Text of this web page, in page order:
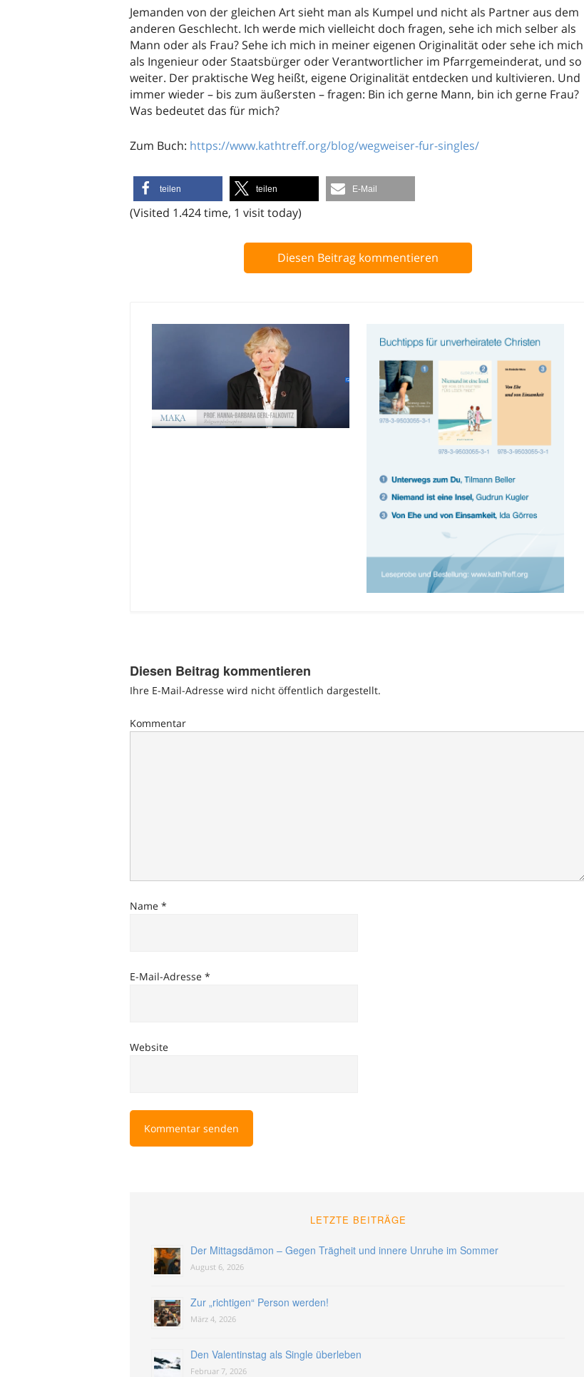
Jemanden von der gleichen Art sieht man als Kumpel und nicht als Partner aus dem
anderen Geschlecht. Ich werde mich vielleicht doch fragen, sehe ich mich selber als
Mann oder als Frau? Sehe ich mich in meiner eigenen Originalität oder sehe ich mich
als Ingenieur oder Staatsbürger oder Verantwortlicher im Pfarrgemeinderat, und so
weiter. Der praktische Weg heißt, eigene Originalität entdecken und kultivieren. Und
immer wieder – bis zum äußersten – fragen: Bin ich gerne Mann, bin ich gerne Frau?
Was bedeutet das für mich?
Zum Buch: https://www.kathtreff.org/blog/wegweiser-fur-singles/
teilen teilen E-Mail
(Visited 1.424 time, 1 visit today)
Diesen Beitrag kommentieren
Diesen Beitrag kommentieren
Ihre E-Mail-Adresse wird nicht öffentlich dargestellt.
Kommentar
Name *
E-Mail-Adresse *
Website
LETZTE BEITRÄGE
Der Mittagsdämon – Gegen Trägheit und innere Unruhe im Sommer
August 6, 2026
Zur „richtigen“ Person werden!
März 4, 2026
Den Valentinstag als Single überleben
Februar 7, 2026